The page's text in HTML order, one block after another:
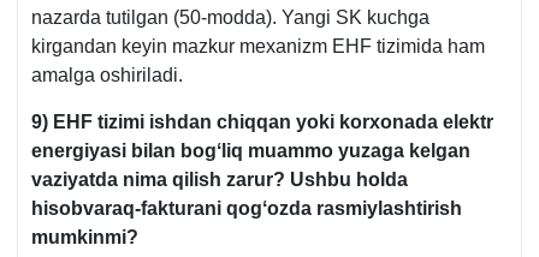
nazarda tutilgan (50-modda). Yangi SK kuchga
kirgandan keyin mazkur meхanizm EHF tizimida ham
amalga oshiriladi.
9) EHF tizimi ishdan chiqqan yoki korхonada elektr
energiyasi bilan bogʻliq muammo yuzaga kelgan
vaziyatda nima qilish zarur? Ushbu holda
hisobvaraq-fakturani qogʻozda rasmiylashtirish
mumkinmi?